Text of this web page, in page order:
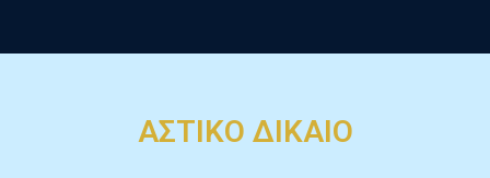
ΑΣΤΙΚΟ ΔΙΚΑΙΟ